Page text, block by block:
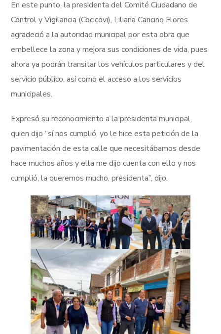
En este punto, la presidenta del Comité Ciudadano de
Control y Vigilancia (Cocicovi), Liliana Cancino Flores
agradeció a la autoridad municipal por esta obra que
embellece la zona y mejora sus condiciones de vida, pues
ahora ya podrán transitar los vehículos particulares y del
servicio público, así como el acceso a los servicios
municipales.
Expresó su reconocimiento a la presidenta municipal,
quien dijo “sí nos cumplió, yo le hice esta petición de la
pavimentación de esta calle que necesitábamos desde
hace muchos años y ella me dijo cuenta con ello y nos
cumplió, la queremos mucho, presidenta”, dijo.